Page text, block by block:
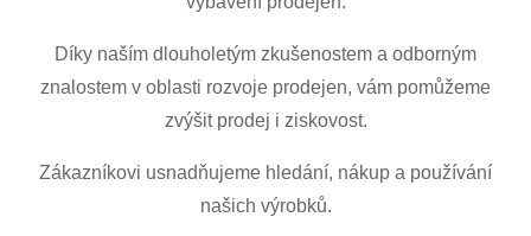
Díky naším dlouholetým zkušenostem a odborným
znalostem v oblasti rozvoje prodejen, vám pomůžeme
zvýšit prodej i ziskovost.
Zákazníkovi usnadňujeme hledání, nákup a používání
našich výrobků.